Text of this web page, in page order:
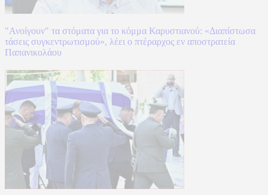
"Ανοίγουν" τα στόματα για το κόμμα Καρυστιανού: «Διαπίστωσα
τάσεις συγκεντρωτισμού», λέει ο πτέραρχος εν αποστρατεία
Παπανικολάου